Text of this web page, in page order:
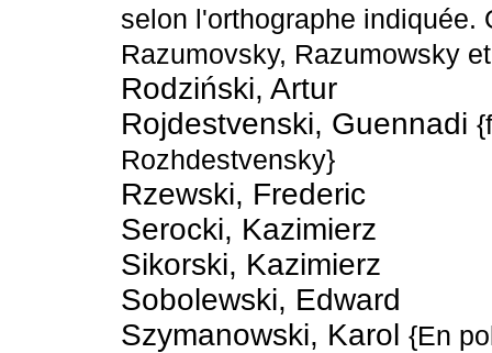
selon l'orthographe indiquée.
Razumovsky, Razumowsky
Rodziński, Artur
Rojdestvenski, Guennadi
Rozhdestvensky}
Rzewski, Frederic
Serocki, Kazimierz
Sikorski, Kazimierz
Sobolewski, Edward
Szymanowski, Karol {En